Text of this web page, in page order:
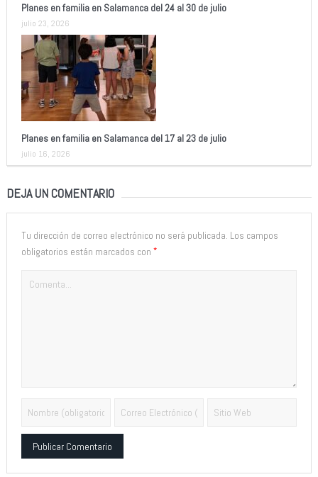
Planes en familia en Salamanca del 24 al 30 de julio
julio 23, 2026
Planes en familia en Salamanca del 17 al 23 de julio
julio 16, 2026
DEJA UN COMENTARIO
Tu dirección de correo electrónico no será publicada. Los campos
obligatorios están marcados con *